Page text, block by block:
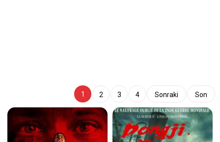
1 2 3 4 Sonraki Son